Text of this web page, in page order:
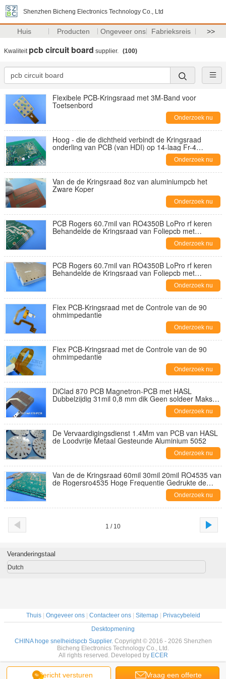
Shenzhen Bicheng Electronics Technology Co., Ltd
Huis Producten Ongeveer ons Fabrieksreis >>
Kwaliteit pcb circuit board supplier. (100)
Flexibele PCB-Kringsraad met 3M-Band voor
Toetsenbord
Onderzoek nu
Hoog - die de dichtheid verbindt de Kringsraad
onderling van PCB (van HDI) op 14-laag Fr-4
Tg170℃ met Onderdompelingsgoud wordtOnderzoek nu
Van de de Kringsraad 8oz van aluminiumpcb het
Zware Koper
Onderzoek nu
PCB Rogers 60.7mil van RO4350B LoPro rf keren
Behandelde de Kringsraad van Foliepcb met
Onderzoek nu
PCB Rogers 60.7mil van RO4350B LoPro rf keren
Behandelde de Kringsraad van Foliepcb met
Onderzoek nu
Flex PCB-Kringsraad met de Controle van de 90
ohmimpedantie
Onderzoek nu
Flex PCB-Kringsraad met de Controle van de 90
ohmimpedantie
Onderzoek nu
DiClad 870 PCB Magnetron-PCB met HASL
Dubbelzijdig 31mil 0,8 mm dik Geen soldeer Maks
Onderzoek nu
De Vervaardigingsdienst 1.4Mm van PCB van HASL
de Loodvrije Metaal Gesteunde Aluminium 5052
Onderzoek nu
Van de de Kringsraad 60mil 30mil 20mil RO4535 van
de Rogersro4535 Hoge Frequentie Gedrukte de
Antennepcb met Onderdompelingsgoud, Zilver, Tin
Onderzoek nu
1 / 10
Bericht versturen Vraag een offerte
Veranderingstaal
Dutch
Thuis| Ongeveer ons| Contacteer ons| Sitemap|
Privacybeleid
Desktopmening
CHINA hoge snelheidspcb Supplier. Copyright © 2016 - 2026 Shenzhen
Bicheng Electronics Technology Co., Ltd.
All rights reserved. Developed by ECER